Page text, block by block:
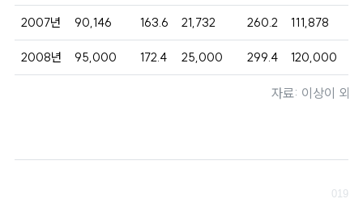
2007년 90,146 163.6 21,732 260.2 111,878
2008년 95,000 172.4 25,000 299.4 120,000
자료: 이상이 외